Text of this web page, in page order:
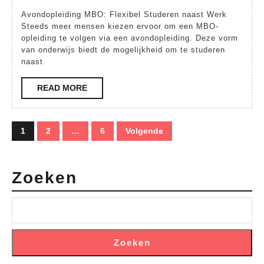
Studeren
met
Avondopleiding MBO: Flexibel Studeren naast Werk
Steeds meer mensen kiezen ervoor om een MBO-
opleiding te volgen via een avondopleiding. Deze vorm
van onderwijs biedt de mogelijkheid om te studeren
naast
READ MOREREAD
MORE
Berichten
paginering
1 2 … 6 Volgende
Zoeken
Zoeken